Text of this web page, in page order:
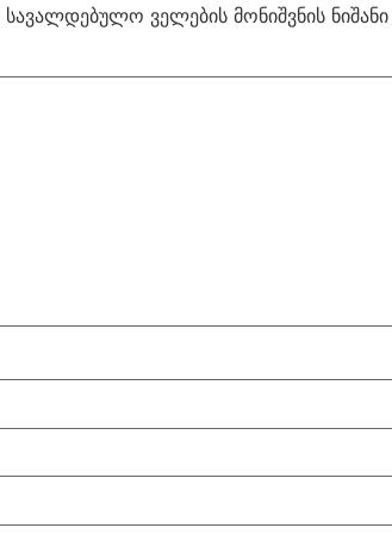
სავალდებულო ველების მონიშვნის